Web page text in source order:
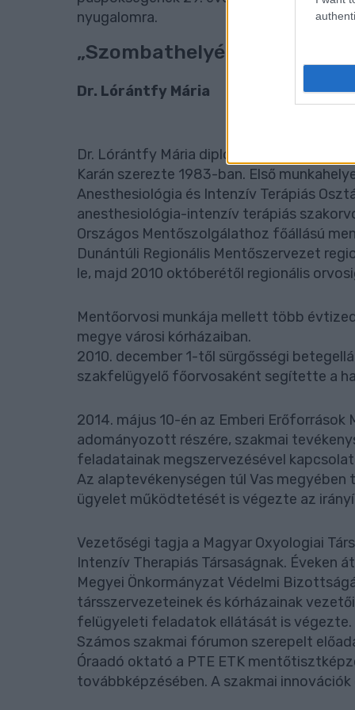
nyugalomra.
„Szombathelyért-díj”
Dr. Lórántfy Mária
Dr. Lórántfy Mária diplomáját a Pécsi
Karán szerezte 1983-ban. Első
Anesthesiológia és Intenzív Terápiás
anesthesiológia-intenzív terápiás
Országos Mentőszolgálathoz főállású
Dunántúli Regionális Mentőszervezet
le, majd 2010 októberétől regionális
Mentőorvosi munkája mellett több
megye városi kórházaiban.
2010. december 1-től sürgősségi
szakfelügyelő főorvosaként segítette a
2014. május 10-én az Emberi
adományozott részére, szakmai
feladatainak megszervezésével
Az alaptevékenységen túl Vas
ügyelet működtetését is végezte az
Vezetőségi tagja a Magyar Oxyologiai
Intenzív Therapiás Társaságnak. Éveken
Megyei Önkormányzat Védelmi
társszervezeteinek és kórházainak
felügyeleti feladatok ellátását is végezte.
Számos szakmai fórumon szerepelt
Óraadó oktató a PTE ETK
továbbképzésében. A szakmai